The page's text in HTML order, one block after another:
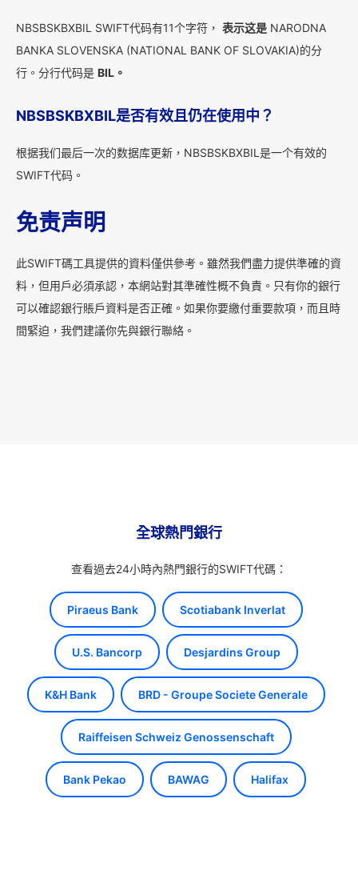
NBSBSKBXBIL SWIFT代码有11个字符， 表示这是 NARODNA
BANKA SLOVENSKA (NATIONAL BANK OF SLOVAKIA)的分
行。分行代码是 BIL。
NBSBSKBXBIL是否有效且仍在使用中？
根据我们最后一次的数据库更新，NBSBSKBXBIL是一个有效的
SWIFT代码。
免责声明
此SWIFT碼工具提供的資料僅供參考。雖然我們盡力提供準確的資
料，但用戶必須承認，本網站對其準確性概不負責。只有你的銀行
可以確認銀行賬戶資料是否正確。如果你要繳付重要款項，而且時
間緊迫，我們建議你先與銀行聯絡。
全球熱門銀行
查看過去24小時內熱門銀行的SWIFT代碼：
Piraeus Bank Scotiabank Inverlat
U.S. Bancorp Desjardins Group
K&H Bank BRD - Groupe Societe Generale
Raiffeisen Schweiz Genossenschaft
Bank Pekao BAWAG Halifax